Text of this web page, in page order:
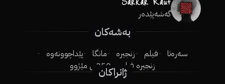
گەشەپێدەر
بەشەکان
سەرەتا فیلم زنجیرە مانگا
پێداچوونەوە
زنجیرە فیلم
250ـی مێژوو
ژانراکان